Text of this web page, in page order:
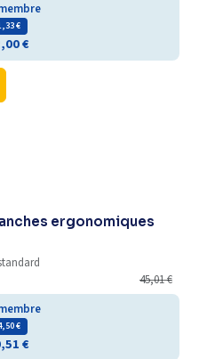
€
€
ergonomiques
45,01€
€
€